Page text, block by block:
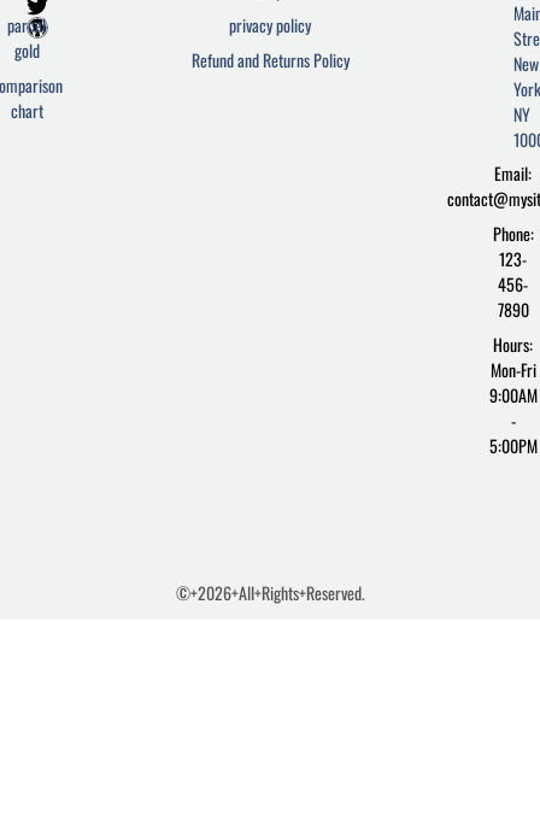
c
e
o
o
i
t
e
r
r
d
r
e
privacy policy
Refund and Returns Policy
parcel
gold
chart
New
NY
Email:
Phone:
123-
456-
7890
Hours:
Mon-Fri
9:00AM
-
5:00PM
©+2026+All+Rights+Reserved.